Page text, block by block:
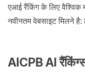
एआई रैंकिंग के लिए वैश्विक
नवीनतम वेबसाइट मिलने
AICPB AI